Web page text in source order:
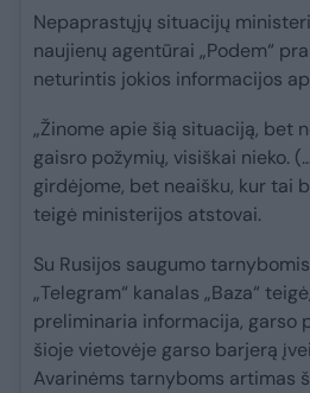
Nepaprastųjų situacijų
naujienų agentūrai „Podem“
neturintis jokios informacijos
„Žinome apie šią situaciją, bet
gaisro požymių, visiškai nieko.
girdėjome, bet neaišku, kur tai
teigė ministerijos atstovai.
Su Rusijos saugumo
„Telegram“ kanalas „Baza“
preliminaria informacija, garso
šioje vietovėje garso barjerą
Avarinėms tarnyboms artimas